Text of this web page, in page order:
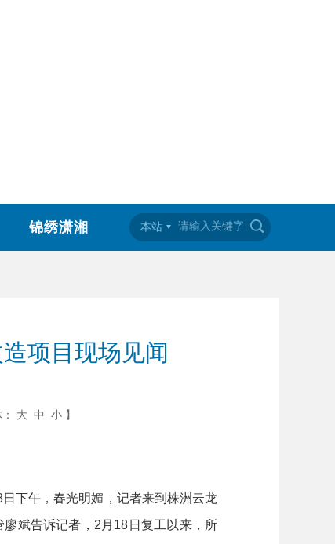
锦绣潇湘 本站
项目现场见闻
大 中 小 】
下午，春光明媚，记者来到株洲云龙
斌告诉记者，2月18日复工以来，所